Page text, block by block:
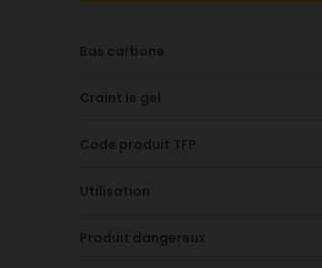
Bas carbone
Craint le gel
Code produit TFP
Utilisation
Produit dangereux